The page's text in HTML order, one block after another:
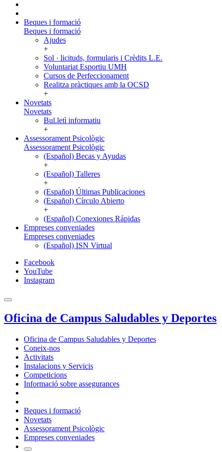
Beques i formació
Beques i formació
Ajudes
+
Sol · licituds, formularis i Crèdits L.E.
Voluntariat Esportiu UMH
Cursos de Perfeccionament
Realitza pràctiques amb la OCSD
+
Novetats
Novetats
Bul.letì informatiu
+
Assessorament Psicològic
Assessorament Psicològic
(Español) Becas y Ayudas
+
(Español) Talleres
+
(Español) Últimas Publicaciones
(Español) Círculo Abierto
+
(Español) Conexiones Rápidas
Empreses conveniades
Empreses conveniades
(Español) ISN Virtual
Facebook
YouTube
Instagram
Oficina de Campus Saludables y Deportes
Oficina de Campus Saludables y Deportes
Coneix-nos
Activitats
Instalacions y Servicis
Competicions
Informació sobre assegurances
Beques i formació
Novetats
Assessorament Psicològic
Empreses conveniades